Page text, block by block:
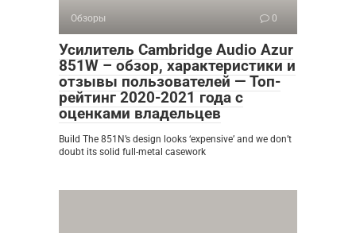
Обзоры 0
Усилитель Cambridge Audio Azur
851W – обзор, характеристики и
отзывы пользователей — Топ-
рейтинг 2020-2021 года с
оценками владельцев
Build The 851N’s design looks ‘expensive’ and we don’t
doubt its solid full-metal casework